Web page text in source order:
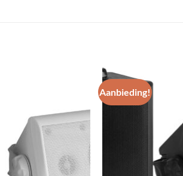
Toevoegen
aan
wenslijst
Aanbieding!